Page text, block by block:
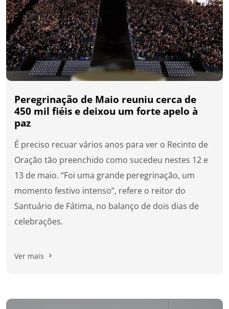
Peregrinação de Maio reuniu cerca de
450 mil fiéis e deixou um forte apelo à
paz
É preciso recuar vários anos para ver o Recinto de
Oração tão preenchido como sucedeu nestes 12 e
13 de maio. “Foi uma grande peregrinação, um
momento festivo intenso”, refere o reitor do
Santuário de Fátima, no balanço de dois dias de
celebrações.
Ver mais